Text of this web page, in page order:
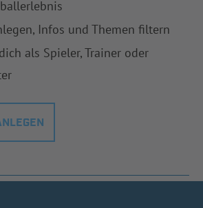
Infos und Themen filtern
als Spieler, Trainer oder